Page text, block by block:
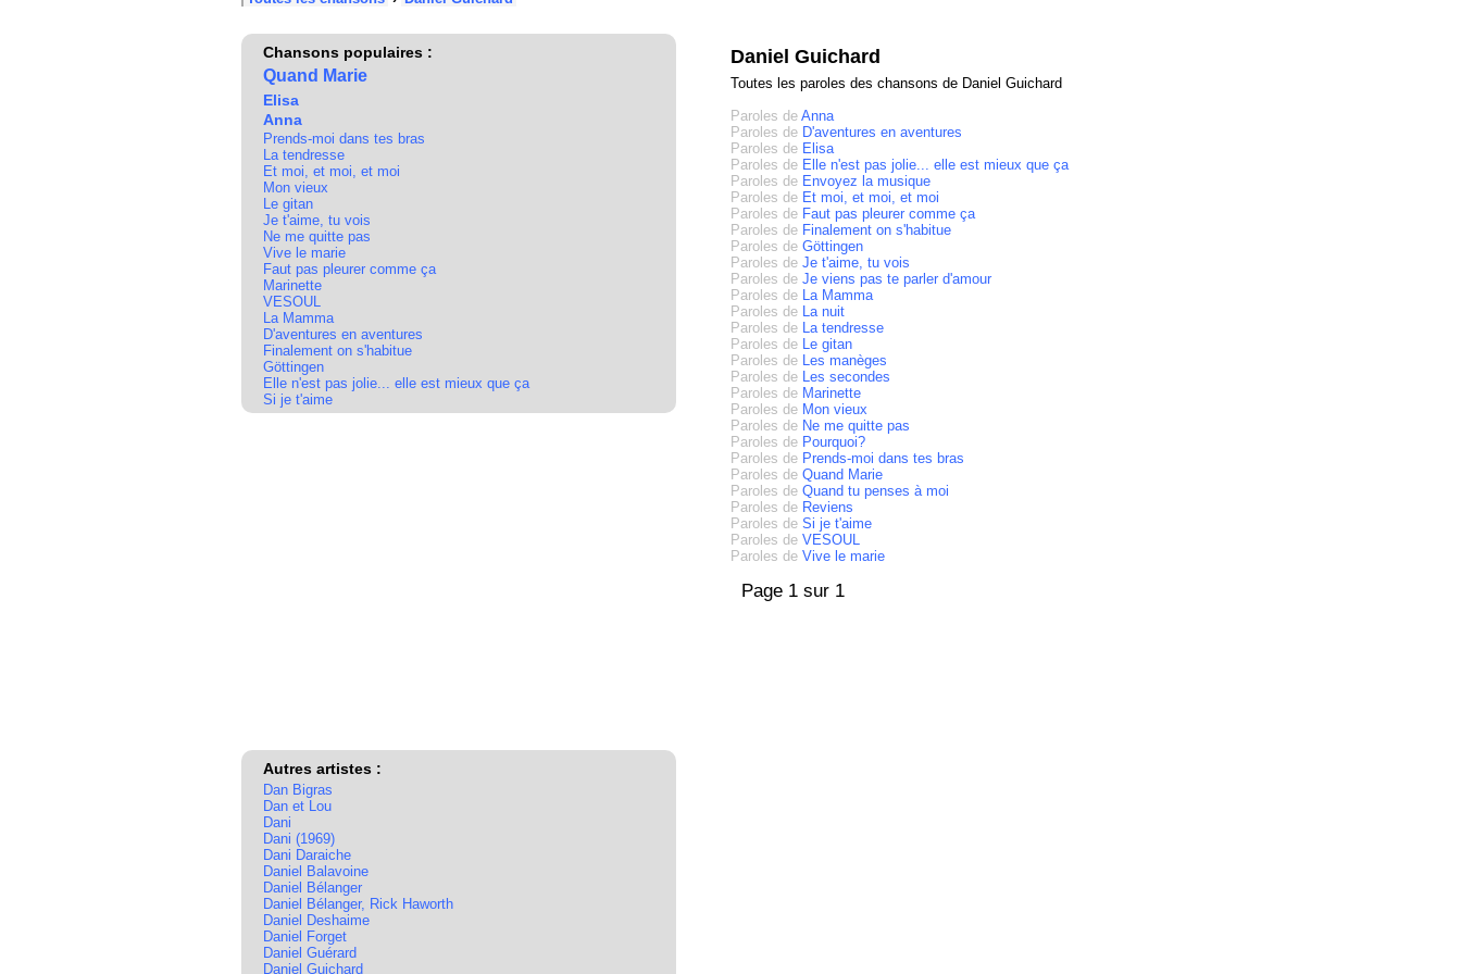
Chansons populaires :
Quand Marie
Elisa
Anna
Prends-moi dans tes bras
La tendresse
Et moi, et moi, et moi
Mon vieux
Le gitan
Je t'aime, tu vois
Ne me quitte pas
Vive le marie
Faut pas pleurer comme ça
Marinette
VESOUL
La Mamma
D'aventures en aventures
Finalement on s'habitue
Göttingen
Elle n'est pas jolie... elle est mieux que ça
Si je t'aime
Autres artistes :
Dan Bigras
Dan et Lou
Dani
Dani (1969)
Dani Daraiche
Daniel Balavoine
Daniel Bélanger
Daniel Bélanger, Rick Haworth
Daniel Deshaime
Daniel Forget
Daniel Guérard
Daniel Guichard
Daniel Guichard
Toutes les paroles des chansons de Daniel Guichard
Paroles de Anna
Paroles de D'aventures en aventures
Paroles de Elisa
Paroles de Elle n'est pas jolie... elle est mieux que ça
Paroles de Envoyez la musique
Paroles de Et moi, et moi, et moi
Paroles de Faut pas pleurer comme ça
Paroles de Finalement on s'habitue
Paroles de Göttingen
Paroles de Je t'aime, tu vois
Paroles de Je viens pas te parler d'amour
Paroles de La Mamma
Paroles de La nuit
Paroles de La tendresse
Paroles de Le gitan
Paroles de Les manèges
Paroles de Les secondes
Paroles de Marinette
Paroles de Mon vieux
Paroles de Ne me quitte pas
Paroles de Pourquoi?
Paroles de Prends-moi dans tes bras
Paroles de Quand Marie
Paroles de Quand tu penses à moi
Paroles de Reviens
Paroles de Si je t'aime
Paroles de VESOUL
Paroles de Vive le marie
Page 1 sur 1